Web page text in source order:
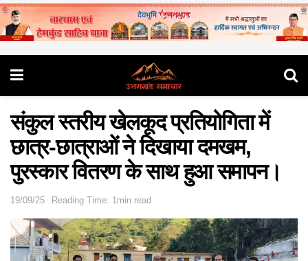
संकुल स्तरीय खेलकूद प्रतियोगिता में
छात्र-छात्राओं ने दिखाया दमखम,
पुरस्कार वितरण के साथ हुआ समापन।
19/09/25 Reading Time: 1min read